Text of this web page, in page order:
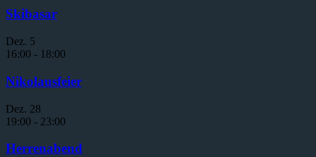
Skibasar
Dez. 5
16:00 - 18:00
Nikolausfeier
Dez. 28
19:00 - 23:00
Herrenabend